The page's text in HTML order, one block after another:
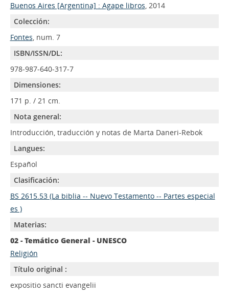
Buenos Aires [Argentina] : Agape libros, 2014
Colección:
Fontes, num. 7
ISBN/ISSN/DL:
978-987-640-317-7
Dimensiones:
171 p. / 21 cm.
Nota general:
Introducción, traducción y notas de Marta Daneri-Rebok
Langues:
Español
Clasificación:
BS 2615.53 (La biblia -- Nuevo Testamento -- Partes especial
es )
Materias:
02 - Temático General - UNESCO
Religión
Título original :
expositio sancti evangelii